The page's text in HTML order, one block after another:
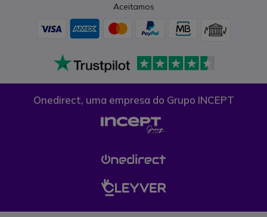
Aceitamos
Onedirect, uma empresa do Grupo INCEPT